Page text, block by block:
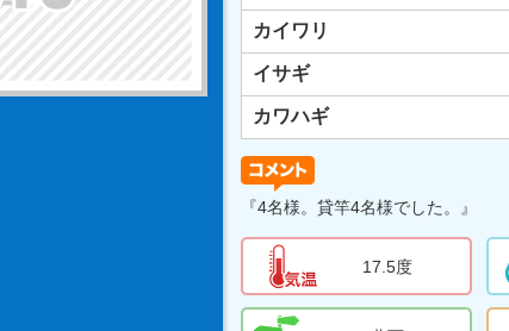
カイワリ
イサギ
カワハギ
『4名様。貸竿4名様でした。』
17.5度